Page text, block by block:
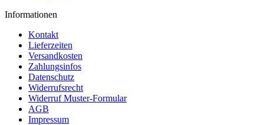
Informationen
Kontakt
Lieferzeiten
Versandkosten
Zahlungsinfos
Datenschutz
Widerrufsrecht
Widerruf Muster-Formular
AGB
Impressum